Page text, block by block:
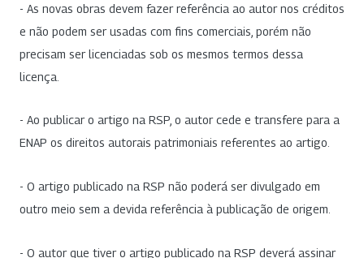
- As novas obras devem fazer referência ao autor nos créditos
e não podem ser usadas com fins comerciais, porém não
precisam ser licenciadas sob os mesmos termos dessa
licença.
- Ao publicar o artigo na RSP, o autor cede e transfere para a
ENAP os direitos autorais patrimoniais referentes ao artigo.
- O artigo publicado na RSP não poderá ser divulgado em
outro meio sem a devida referência à publicação de origem.
- O autor que tiver o artigo publicado na RSP deverá assinar